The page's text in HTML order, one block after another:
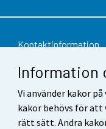
Information
Vi använder kakor
kakor behövs för att
rätt sätt. Andra
Kontaktinformation
Respons
Användarvillkor
Dataskydd